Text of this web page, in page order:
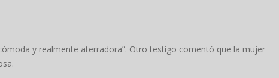
y realmente aterradora”. Otro testigo comentó que la mujer